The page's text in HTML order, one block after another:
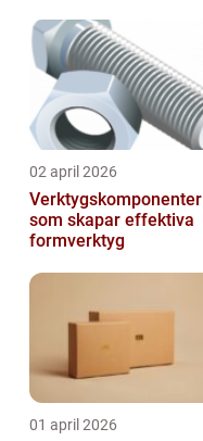
02 april 2026
Verktygskomponenter
som skapar effektiva
formverktyg
01 april 2026